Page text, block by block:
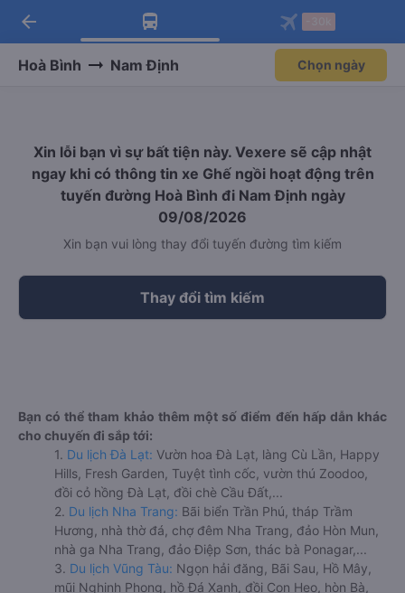
Tải app Vexere ngay!
Nhận ưu đãi thành viên độc
Mở app
Tải app Vexere
-30k/ghế khi đặt vé máy bay qua
Mở app
arrow_back
Hoà Bình Nam Định Chọn ngày
Xin lỗi bạn vì sự bất tiện này. Vexere sẽ cập nhật
ngay khi có thông tin xe Ghế ngồi hoạt động trên
tuyến đường Hoà Bình đi Nam Định ngày
09/08/2026
Xin bạn vui lòng thay đổi tuyến đường tìm kiếm
Thay đổi tìm kiếm
Bạn có thể tham khảo thêm một số điểm đến hấp dẫn khác
cho chuyến đi sắp tới:
1. Du lịch Đà Lạt: Vườn hoa Đà Lạt, làng Cù Lần, Happy
Hills, Fresh Garden, Tuyệt tình cốc, vườn thú Zoodoo,
đồi cỏ hồng Đà Lạt, đồi chè Cầu Đất,...
2. Du lịch Nha Trang: Bãi biển Trần Phú, tháp Trầm
Hương, nhà thờ đá, chợ đêm Nha Trang, đảo Hòn Mun,
nhà ga Nha Trang, đảo Điệp Sơn, thác bà Ponagar,...
3. Du lịch Vũng Tàu: Ngọn hải đăng, Bãi Sau, Hồ Mây,
mũi Nghinh Phong, hồ Đá Xanh, đồi Con Heo, hòn Bà,